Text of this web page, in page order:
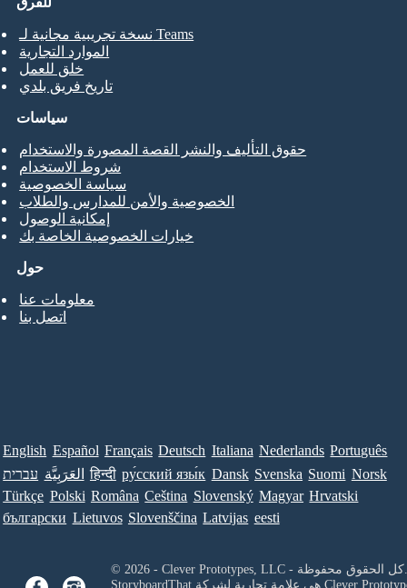
نسخة تجريبية مجانية لـ Teams
الموارد التجارية
خلق للعمل
تاريخ فريق بلدي
حول
معلومات عنا
اتصل بنا
سياسات
حقوق التأليف والنشر القصة المصورة والاستخدام
شروط الاستخدام
سياسة الخصوصية
الخصوصية والأمن للمدارس والطلاب
إمكانية الوصول
خيارات الخصوصية الخاصة بك
English Español Français Deutsch Italiana Nederlands Português
עברית العَرَبِيَّة हिन्दी ру́сский язы́к Dansk Svenska Suomi Norsk
Türkçe Polski Româna Ceština Slovenský Magyar Hrvatski
български Lietuvos Slovenščina Latvijas eesti
© 2026 - Clever Prototypes, LLC - كل الحقوق محفوظة.
StoryboardThat هي علامة تجارية لشركة Clever